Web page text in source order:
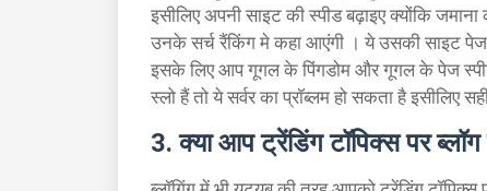
इसीलिए अपनी साइट की स्पीड बढ़ाइए क्योंकि
उनके सर्च रैंकिंग मे कहा आएंगी । ये उसकी साइट पेज
इसके लिए आप गूगल के पिंगडोम और गूगल के पेज
स्लो हैं तो ये सर्वर का प्रॉब्लम हो सकता है इसीलिए
3. क्या आप ट्रेंडिंग टॉपिक्स पर